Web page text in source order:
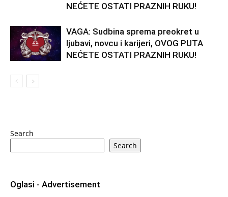
NEĆETE OSTATI PRAZNIH RUKU!
VAGA: Sudbina sprema preokret u
ljubavi, novcu i karijeri, OVOG PUTA
NEĆETE OSTATI PRAZNIH RUKU!
Search
Search
Oglasi - Advertisement